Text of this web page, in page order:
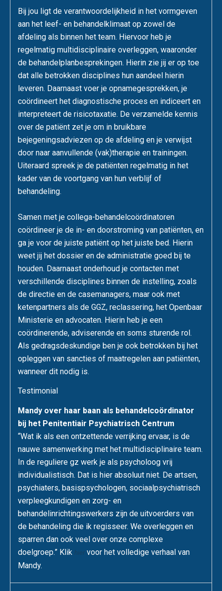
Bij jou ligt de verantwoordelijkheid in het vormgeven
aan het leef- en behandelklimaat op zowel de
afdeling als binnen het team. Hiervoor heb je
regelmatig multidisciplinaire overleggen, waaronder
de behandelplanbesprekingen. Hierin zie jij er op toe
dat alle betrokken disciplines hun aandeel hierin
leveren. Daarnaast voer je opnamegesprekken, je
coördineert het diagnostische proces en indiceert en
interpreteert de risicotaxatie. De verzamelde kennis
over de patiënt zet je om in bruikbare
bejegeningsadviezen op de afdeling en je verwijst
door naar aanvullende (vak)therapie en trainingen.
Uiteraard spreek je de patiënten regelmatig in het
kader van de voortgang van hun verblijf of
behandeling.
Samen met je collega-behandelcoördinatoren
coördineer je de in- en doorstroming van patiënten, en
ga je voor de juiste patiënt op het juiste bed. Hierin
weet jij het dossier en de administratie goed bij te
houden. Daarnaast onderhoud je contacten met
verschillende disciplines binnen de instelling, zoals
de directie en de casemanagers, maar ook met
ketenpartners als de GGZ, reclassering, het Openbaar
Ministerie en advocaten. Hierin heb je een
coördinerende, adviserende en soms sturende rol.
Als gedragsdeskundige ben je ook betrokken bij het
opleggen van sancties of maatregelen aan patiënten,
wanneer dit nodig is.
Testimonial
Mandy over haar baan als behandelcoördinator
bij het Penitentiair Psychiatrisch Centrum
“Wat ik als een ontzettende verrijking ervaar, is de
nauwe samenwerking met het multidisciplinaire team.
In de reguliere gz werk je als psycholoog vrij
individualistisch. Dat is hier absoluut niet. De artsen,
psychiaters, basispsychologen, sociaalpsychiatrisch
verpleegkundigen en zorg- en
behandelinrichtingswerkers zijn de uitvoerders van
de behandeling die ik regisseer. We overleggen en
sparren dan ook veel over onze complexe
doelgroep.” Klik hier voor het volledige verhaal van
Mandy.